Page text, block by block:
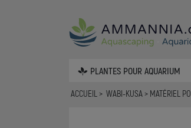
PLANTES POUR AQUARIUM
ACCUEIL WABI-KUSA MATÉRIEL